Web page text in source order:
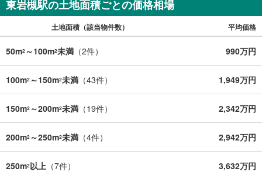
東岩槻駅の土地面積ごとの価格相場
土地面積（該当物件数） 平均価格
50m2 ～100m2未満 （2件） 990万円
100m2 ～150m2未満 （43件） 1,949万円
150m2 ～200m2未満 （19件） 2,342万円
200m2 ～250m2未満 （4件） 2,942万円
250m2以上 （7件） 3,632万円